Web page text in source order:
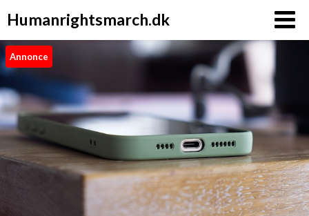
Humanrightsmarch.dk
Annonce